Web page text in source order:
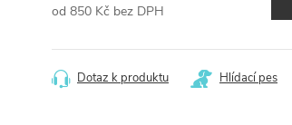
od 850 Kč bez DPH
cena:
Dotaz k produktu Hlídací pes